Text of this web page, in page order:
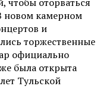
новом камерном
и
торжественные
официально
была открыта
Тульской